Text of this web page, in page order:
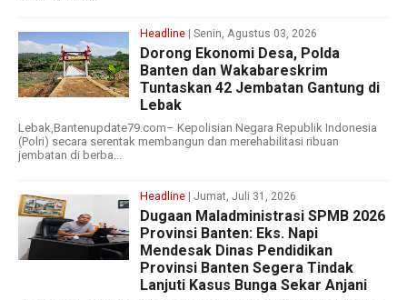
Headline | Senin, Agustus 03, 2026
Dorong Ekonomi Desa, Polda
Banten dan Wakabareskrim
Tuntaskan 42 Jembatan Gantung di
Lebak
Lebak,Bantenupdate79.com– Kepolisian Negara Republik Indonesia
(Polri) secara serentak membangun dan merehabilitasi ribuan
jembatan di berba...
Headline | Jumat, Juli 31, 2026
Dugaan Maladministrasi SPMB 2026
Provinsi Banten: Eks. Napi
Mendesak Dinas Pendidikan
Provinsi Banten Segera Tindak
Lanjuti Kasus Bunga Sekar Anjani